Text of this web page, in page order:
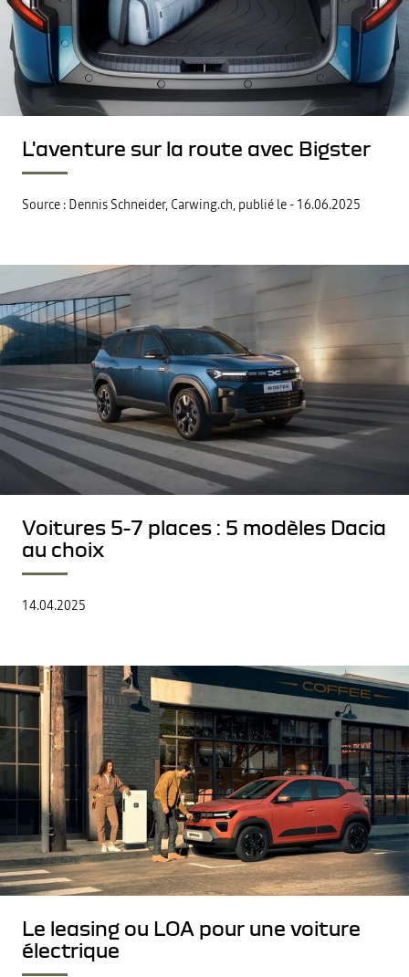
L'aventure sur la route avec Bigster
Source : Dennis Schneider, Carwing.ch, publié le- 16.06.2025
Voitures 5-7 places : 5 modèles Dacia
au choix
14.04.2025
Le leasing ou LOA pour une voiture
électrique